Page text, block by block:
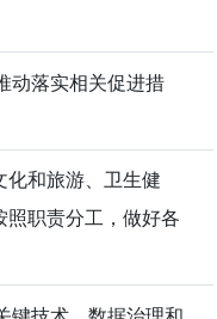
动落实相关促进措
和旅游、卫生健
职责分工，做好各